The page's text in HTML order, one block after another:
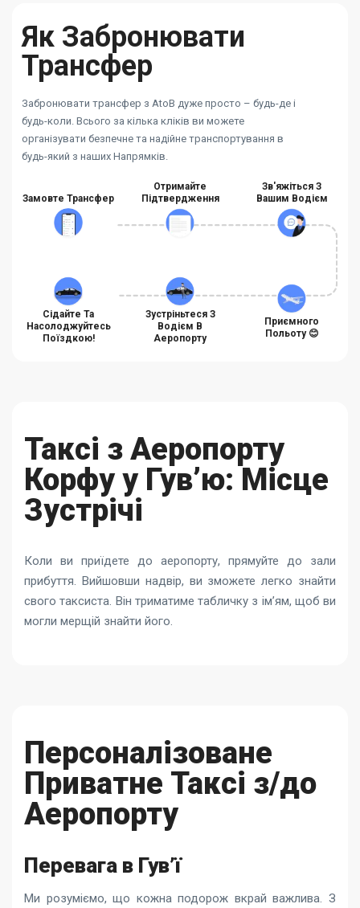
Як Забронювати
Трансфер
Забронювати трансфер з AtoB дуже просто – будь-де і
будь-коли. Всього за кілька кліків ви можете
організувати безпечне та надійне транспортування в
будь-який з наших Напрямків.
Замовте Трансфер
Отримайте
Підтвердження
Зв'яжіться З
Вашим Водієм
Сідайте Та
Насолоджуйтесь
Поїздкою!
Зустріньтеся З
Водієм В
Аеропорту
Приємного
Польоту 😊
Таксі з Аеропорту
Корфу у Гув’ю: Місце
Зустрічі
Коли ви приїдете до аеропорту, прямуйте до зали
прибуття. Вийшовши надвір, ви зможете легко знайти
свого таксиста. Він триматиме табличку з ім’ям, щоб ви
могли мерщій знайти його.
Персоналізоване
Приватне Таксі з/до
Аеропорту
Перевага в Гув’ї
Ми розуміємо, що кожна подорож вкрай важлива. З